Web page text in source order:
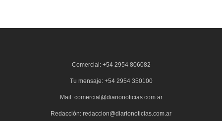
Comercial: +54 2954 806082
Tu mensaje: +54 2954 350100
Mail: comercial@diarionoticias.com.ar
Redacción: redaccion@diarionoticias.com.ar